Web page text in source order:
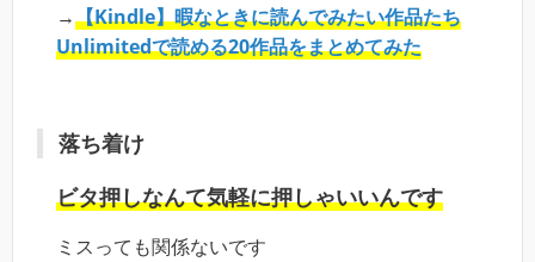
→【Kindle】暇なときに読んでみたい作品たち
Unlimitedで読める20作品をまとめてみた
落ち着け
ビタ押しなんて気軽に押しゃいいんです
ミスっても関係ないです